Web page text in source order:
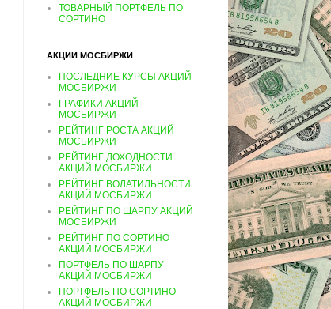
ТОВАРНЫЙ ПОРТФЕЛЬ ПО
СОРТИНО
АКЦИИ МОСБИРЖИ
ПОСЛЕДНИЕ КУРСЫ АКЦИЙ
МОСБИРЖИ
ГРАФИКИ АКЦИЙ
МОСБИРЖИ
РЕЙТИНГ РОСТА АКЦИЙ
МОСБИРЖИ
РЕЙТИНГ ДОХОДНОСТИ
АКЦИЙ МОСБИРЖИ
РЕЙТИНГ ВОЛАТИЛЬНОСТИ
АКЦИЙ МОСБИРЖИ
РЕЙТИНГ ПО ШАРПУ АКЦИЙ
МОСБИРЖИ
РЕЙТИНГ ПО СОРТИНО
АКЦИЙ МОСБИРЖИ
ПОРТФЕЛЬ ПО ШАРПУ
АКЦИЙ МОСБИРЖИ
ПОРТФЕЛЬ ПО СОРТИНО
АКЦИЙ МОСБИРЖИ